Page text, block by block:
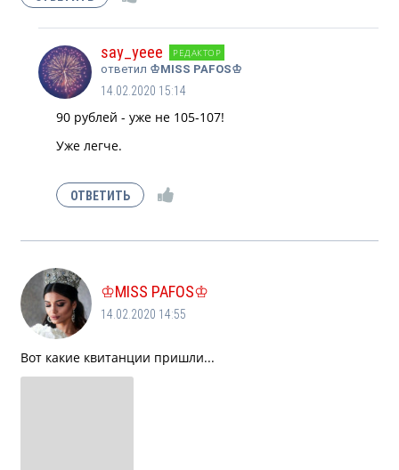
say_yeee РЕДАКТОР
ответил ♔MISS PAFOS♔
14.02.2020 15:14
90 рублей - уже не 105-107!
Уже легче.
♔MISS PAFOS♔
14.02.2020 14:55
Вот какие квитанции пришли...